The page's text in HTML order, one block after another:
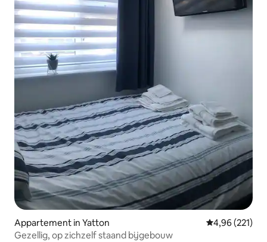
Appartement in Yatton Gemiddelde
4,96 (221)
Gezellig, op zichzelf staand bijgebouw